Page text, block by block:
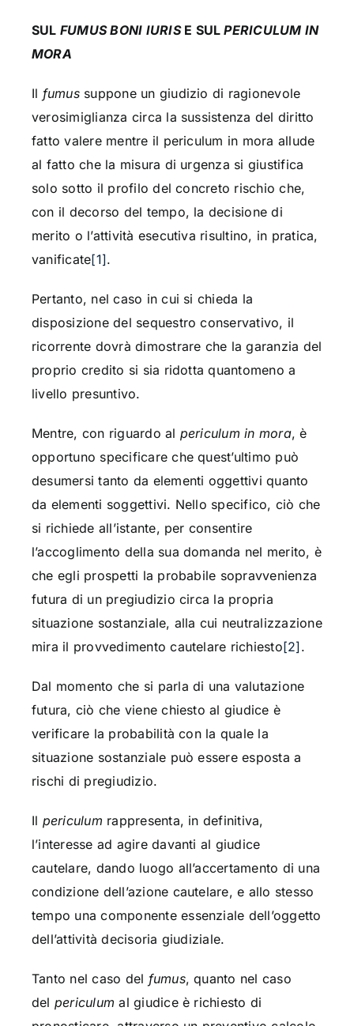
SUL FUMUS BONI IURISE SULPERICULUM IN
MORA
Il fumussuppone un giudizio di ragionevole
verosimiglianza circa la sussistenza del diritto
fatto valere mentre il periculum in mora allude
al fatto che la misura di urgenza si giustifica
solo sotto il profilo del concreto rischio che,
con il decorso del tempo, la decisione di
merito o l’attività esecutiva risultino, in pratica,
vanificate[1].
Pertanto, nel caso in cui si chieda la
disposizione del sequestro conservativo, il
ricorrente dovrà dimostrare che la garanzia del
proprio credito si sia ridotta quantomeno a
livello presuntivo.
Mentre, con riguardo al periculum in mora, è
opportuno specificare che quest’ultimo può
desumersi tanto da elementi oggettivi quanto
da elementi soggettivi. Nello specifico, ciò che
si richiede all’istante, per consentire
l’accoglimento della sua domanda nel merito, è
che egli prospetti la probabile sopravvenienza
futura di un pregiudizio circa la propria
situazione sostanziale, alla cui neutralizzazione
mira il provvedimento cautelare richiesto[2] .
Dal momento che si parla di una valutazione
futura, ciò che viene chiesto al giudice è
verificare la probabilità con la quale la
situazione sostanziale può essere esposta a
rischi di pregiudizio.
Il periculum rappresenta, in definitiva,
l’interesse ad agire davanti al giudice
cautelare, dando luogo all’accertamento di una
condizione dell’azione cautelare, e allo stesso
tempo una componente essenziale dell’oggetto
dell’attività decisoria giudiziale.
Tanto nel caso del fumus, quanto nel caso
del periculum al giudice è richiesto di